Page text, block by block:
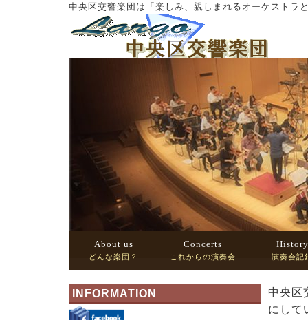
中央区交響楽団は「楽しみ、親しまれるオーケストラ
About us
どんな楽団？
Concerts
これからの演奏会
History
演奏会記
INFORMATION
中央区
にして